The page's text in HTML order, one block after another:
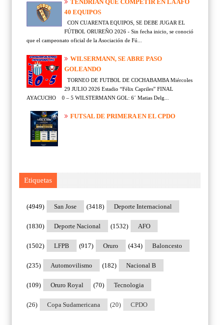
TENDRÍAN QUE COMPETIR EN LA AFO
40 EQUIPOS
CON CUARENTA EQUIPOS, SE DEBE JUGAR EL
FÚTBOL ORUREÑO 2026 - Sin fecha inicio, se conoció
que el campeonato oficial de la Asociación de Fú...
WILSERMANN, SE ABRE PASO
GOLEANDO
TORNEO DE FUTBOL DE COCHABAMBA Miércoles
29 JULIO 2026 Estadio “Félix Capriles” FINAL
AYACUCHO 0 – 5 WILSTERMANN GOL: 6´ Matias Delg...
FUTSAL DE PRIMERA EN EL CPDO
Etiquetas
San Jose
(4949) Deporte Internacional
(3418)
Deporte Nacional
(1830) AFO
(1532)
LFPB
(1502) Oruro
(917) Baloncesto
(434)
Automovilismo
(235) Nacional B
(182)
Oruro Royal
(109) Tecnologia
(70)
Copa Sudamericana
(26) CPDO
(20)